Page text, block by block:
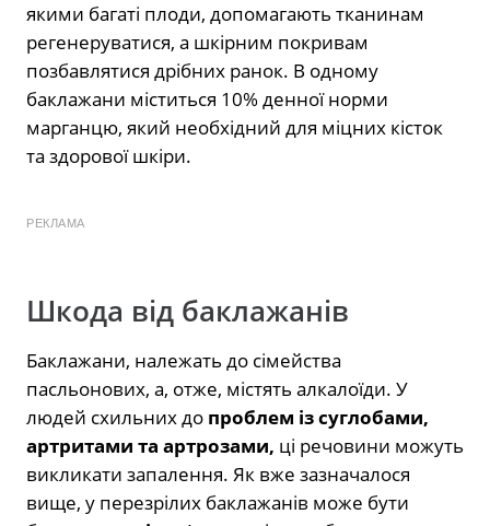
якими багаті плоди, допомагають тканинам
регенеруватися, а шкірним покривам
позбавлятися дрібних ранок. В одному
баклажани міститься 10% денної норми
марганцю, який необхідний для міцних кісток
та здорової шкіри.
РЕКЛАМА
Шкода від баклажанів
Баклажани, належать до сімейства
пасльонових, а, отже, містять алкалоїди. У
людей схильних до проблем із суглобами,
артритами та артрозами, ці речовини можуть
викликати запалення. Як вже зазначалося
вище, у перезрілих баклажанів може бути